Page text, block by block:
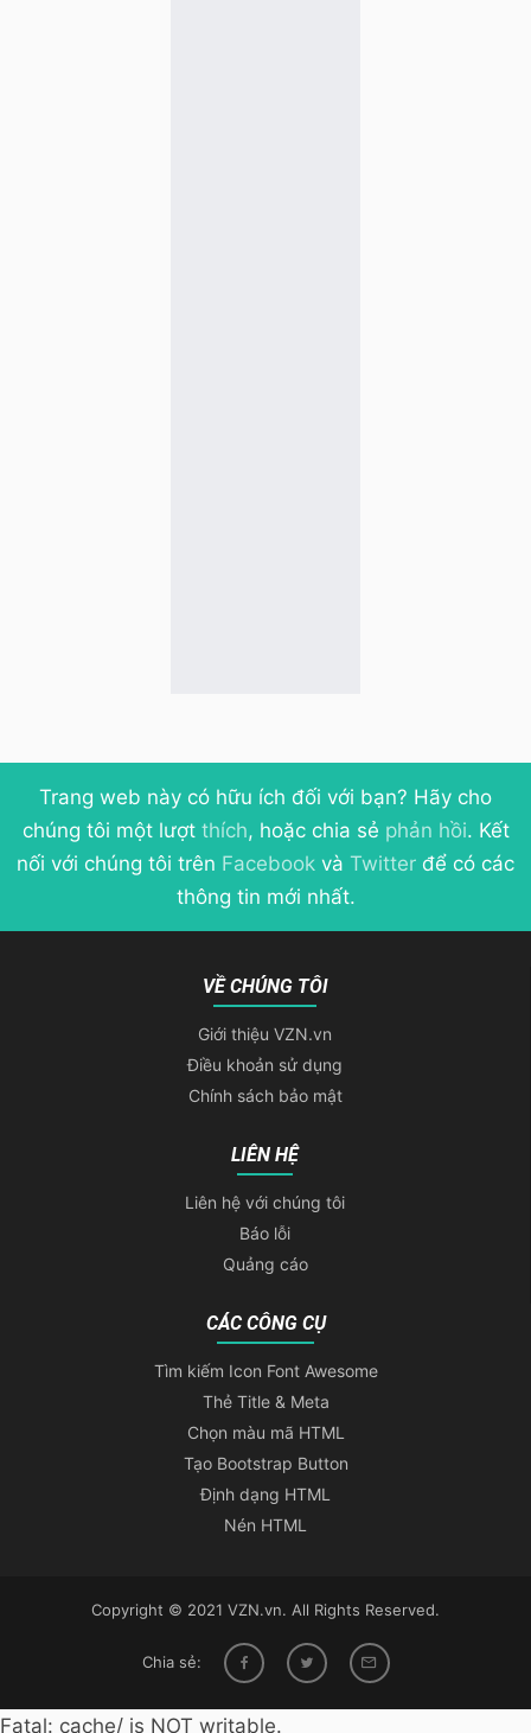
Trang web này có hữu ích đối với bạn? Hãy cho
chúng tôi một lượt thích, hoặc chia sẻ phản hồi. Kết
nối với chúng tôi trên Facebook và Twitter để có các
thông tin mới nhất.
VỀ CHÚNG TÔI
Giới thiệu VZN.vn
Điều khoản sử dụng
Chính sách bảo mật
LIÊN HỆ
Liên hệ với chúng tôi
Báo lỗi
Quảng cáo
CÁC CÔNG CỤ
Tìm kiếm Icon Font Awesome
Thẻ Title & Meta
Chọn màu mã HTML
Tạo Bootstrap Button
Định dạng HTML
Nén HTML
Copyright © 2021 VZN.vn. All Rights Reserved.
Chia sẻ:
Fatal: cache/ is NOT writable.